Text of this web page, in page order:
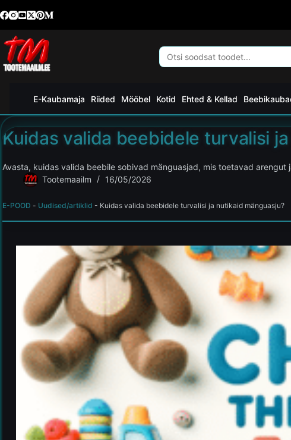
E-Kaubamaja Riided Mööbel Kotid Ehted & Kellad
Kuidas valida beebidele turvalisi
Avasta, kuidas valida beebile sobivad mänguasjad, mis toetavad
Tootemaailm
16/05/2026
E-POOD - Uudised/artiklid - Kuidas valida beebidele turvalisi ja nutikaid mänguasju?